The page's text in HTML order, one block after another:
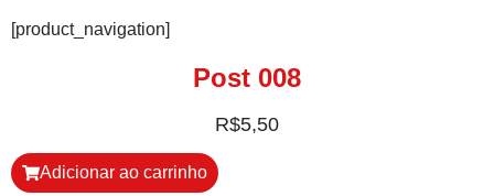
[product_navigation]
Post 008
R$5,50
Adicionar ao carrinho